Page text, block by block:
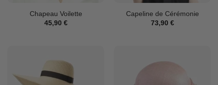
Chapeau Voilette
45,90 €
Capeline de Cérémonie
73,90 €